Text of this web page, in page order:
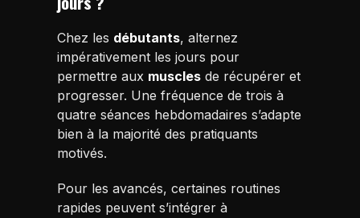
Chez les débutants, alternez
impérativement les jours pour
permettre aux muscles de récupérer et
progresser. Une fréquence de trois à
quatre séances hebdomadaires s’adapte
bien à la majorité des pratiquants
motivés.
Pour les avancés, certaines routines
rapides peuvent s’intégrer à